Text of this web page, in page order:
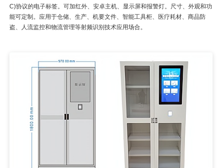
C)协议的电子标签。可加红外、安卓主机、显示屏和报警灯。尺寸、外观和功
能可定制。应用于仓储、生产、机要文件、智能工具柜、医疗耗材、商品防
盗、人流监控和物流管理等射频识别技术应用场合。